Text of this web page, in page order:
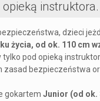
instruktora.
dzieci
życia, od ok. 110 cm
tylko pod opieką
zasad bezpieczeństwa
gokartem Junior (od ok.